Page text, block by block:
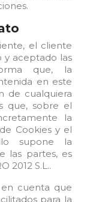
el cliente
y aceptado las
que, la
en este
de cualquiera
que, sobre el
la
Cookies y el
supone la
las partes, es
2012 S.L..
cuenta que
para la